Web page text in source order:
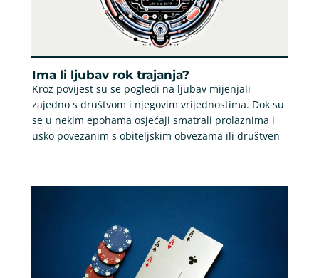
Ima li ljubav rok trajanja?
Kroz povijest su se pogledi na ljubav mijenjali
zajedno s društvom i njegovim vrijednostima. Dok su
se u nekim epohama osjećaji smatrali prolaznima i
usko povezanim s obiteljskim obvezama ili društven